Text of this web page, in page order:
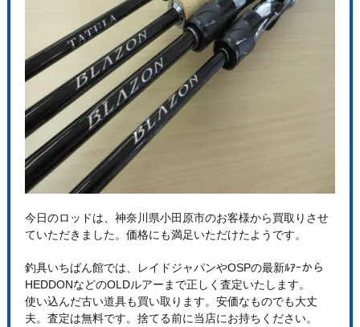
今日のロッドは、神奈川県小田原市のお客様から買取りさせ
ていただきました。価格にも満足いただけたようです。
釣具いちばん館では、レイドジャパンやOSPの最新ﾙｱｰから
HEDDONなどのOLDルアーまで正しく査定いたします。
使い込んだ古い道具も買い取ります。安価なものでも大丈
夫。査定は無料です。捨てる前に当店にお持ちください。